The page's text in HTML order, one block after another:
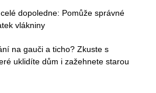
dopoledne: Pomůže správné
vlákniny
na gauči a ticho? Zkuste s
uklidíte dům i zažehnete starou